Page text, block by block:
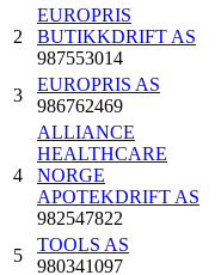
2
EUROPRIS
BUTIKKDRIFT AS
987553014
3
EUROPRIS AS
986762469
4
ALLIANCE
HEALTHCARE
NORGE
APOTEKDRIFT AS
982547822
5
TOOLS AS
980341097